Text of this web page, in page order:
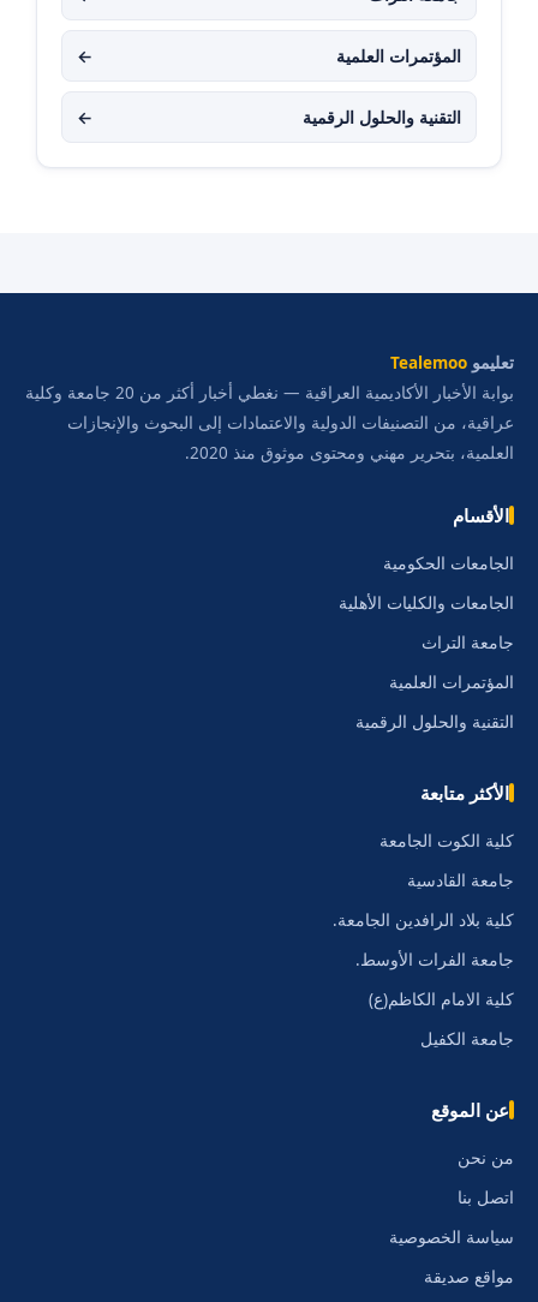
المؤتمرات العلمية ←
التقنية والحلول الرقمية ←
تعليمو Tealemoo
بوابة الأخبار الأكاديمية العراقية — نغطي أخبار أكثر من 20 جامعة وكلية
عراقية، من التصنيفات الدولية والاعتمادات إلى البحوث والإنجازات
العلمية، بتحرير مهني ومحتوى موثوق منذ 2020.
الأقسام
الجامعات الحكومية
الجامعات والكليات الأهلية
جامعة التراث
المؤتمرات العلمية
التقنية والحلول الرقمية
الأكثر متابعة
كلية الكوت الجامعة
جامعة القادسية
كلية بلاد الرافدين الجامعة.
جامعة الفرات الأوسط.
كلية الامام الكاظم(ع)
جامعة الكفيل
عن الموقع
من نحن
اتصل بنا
سياسة الخصوصية
مواقع صديقة